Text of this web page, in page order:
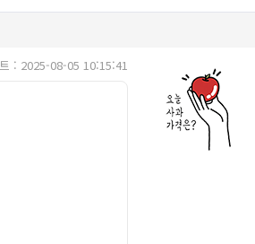
: 2025-08-05 10:15:41